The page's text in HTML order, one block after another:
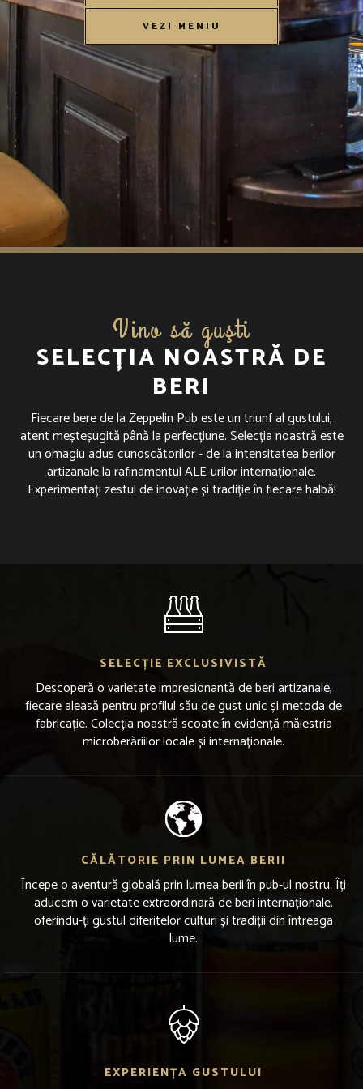
VEZI MENIU
Vino să guşti
SELECȚIA NOASTRĂ DE
BERI
Fiecare bere de la Zeppelin Pub este un triunf al gustului,
atent meșteșugită până la perfecțiune. Selecția noastră este
un omagiu adus cunoscătorilor - de la intensitatea berilor
artizanale la rafinamentul ALE-urilor internaționale.
Experimentați zestul de inovație și tradiție în fiecare halbă!
SELECȚIE EXCLUSIVISTĂ
Descoperă o varietate impresionantă de beri artizanale,
fiecare aleasă pentru profilul său de gust unic și metoda de
fabricație. Colecția noastră scoate în evidență măiestria
microberăriilor locale și internaționale.
CĂLĂTORIE PRIN LUMEA BERII
Începe o aventură globală prin lumea berii în pub-ul nostru. Îți
aducem o varietate extraordinară de beri internaționale,
oferindu-ți gustul diferitelor culturi și tradiții din întreaga
lume.
EXPERIENȚA GUSTULUI